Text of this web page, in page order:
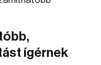
ígérnek